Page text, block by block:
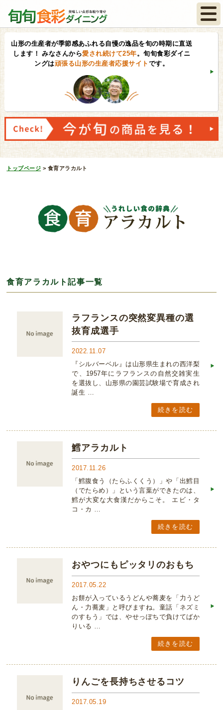
山形の生産者が季節感あふれる自慢の逸品を旬の時期に直送
します！ みなさんから愛され続けて25年。旬旬食彩ダイニ
ングは頑張る山形の生産者応援サイト です。
トップページ > 食育アラカルト
食育アラカルト記事一覧
ラフランスの突然変異種の選
抜育成選手
2022.11.07
『シルバーベル』は山形県生まれの西洋梨
で、1957年にラフランスの自然交雑実生
を選抜し、山形県の園芸試験場で育成され
誕生 …
続きを読む
鱈アラカルト
2017.11.26
「鱈腹食う（たらふくくう）」や「出鱈目
（でたらめ）」という言葉ができたのは、
鱈が大変な大食漢だからこそ。 エビ・タ
コ・カ …
続きを読む
おやつにもピッタリのおもち
2017.05.22
お餅が入っているうどんや蕎麦を「力うど
ん・力蕎麦」と呼びますね。童話「ネズミ
のすもう」では、やせっぽちで負けてばか
りいる …
続きを読む
りんごを長持ちさせるコツ
2017.05.19